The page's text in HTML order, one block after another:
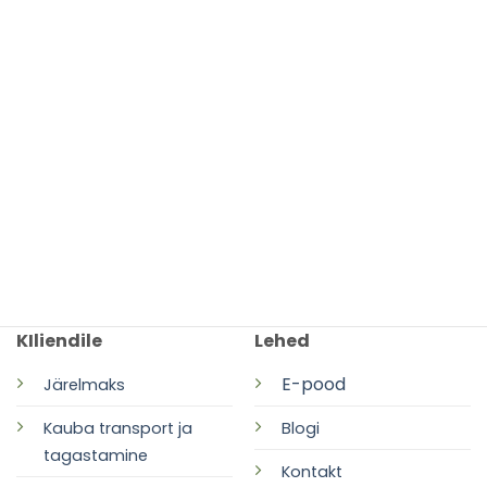
KIliendile
Järelmaks
Kauba transport ja
tagastamine
Lehed
E-pood
Blogi
Kontakt